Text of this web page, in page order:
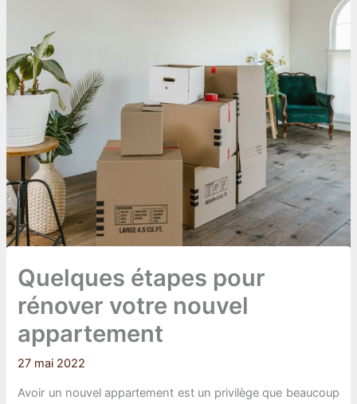
Quelques étapes pour
rénover votre nouvel
appartement
27 mai 2022
Avoir un nouvel appartement est un privilège que beaucoup